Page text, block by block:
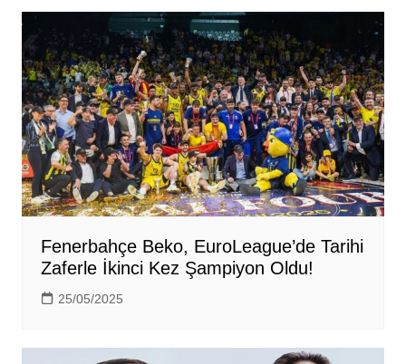
Fenerbahçe Beko, EuroLeague’de Tarihi
Zaferle İkinci Kez Şampiyon Oldu!
25/05/2025